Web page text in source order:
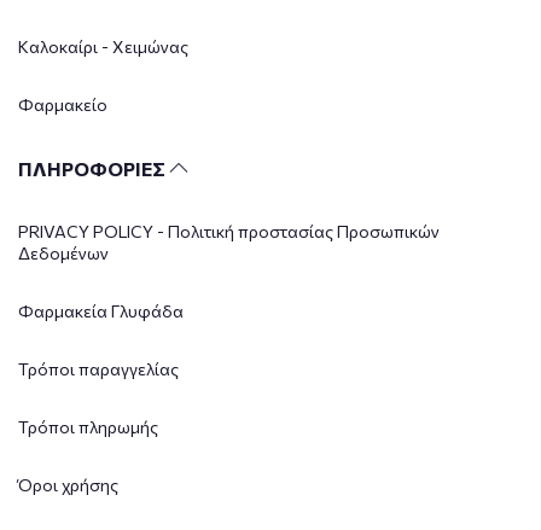
Καλοκαίρι - Χειμώνας
Φαρμακείο
ΠΛΗΡΟΦΟΡΙΕΣ
PRIVACY POLICY - Πολιτική προστασίας Προσωπικών
Δεδομένων
Φαρμακεία Γλυφάδα
Τρόποι παραγγελίας
Τρόποι πληρωμής
Όροι χρήσης